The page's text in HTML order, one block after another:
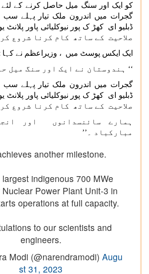
کو ایک اور سنگ میل حاصل کرنے کے لئے
صلاحیت کے ساتھ کام کرنا شروع
ایک ایکس پوسٹ میں ، وزیراعظم نے کہا
‘‘ ہندوستان نے ایک اور سنگ میل
صلاحیت کے ساتھ کام کرنا شروع
ہمارے سائنسدانوں اور
مبارکباد ۔’’
another milestone.
indigenous 700 MWe
Power Plant Unit-3 in
operations at full capacity.
to our scientists and
engineers.
Modi (@narendramodi) Augu
st 31, 2023